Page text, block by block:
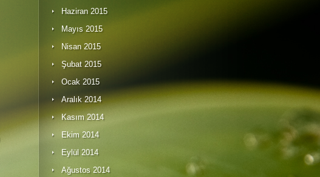
Haziran 2015
Mayıs 2015
Nisan 2015
Şubat 2015
Ocak 2015
Aralık 2014
Kasım 2014
Ekim 2014
Eylül 2014
Ağustos 2014